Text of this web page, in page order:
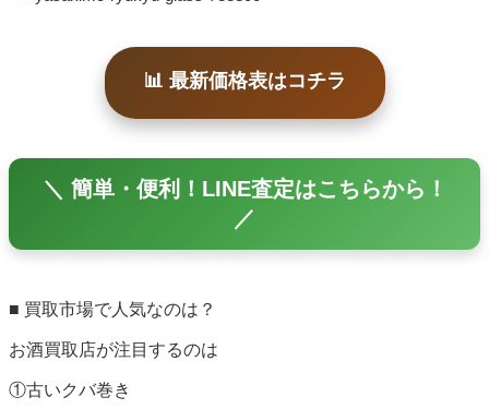
📊 最新価格表はコチラ
＼ 簡単・便利！LINE査定はこちらから！
／
■ 買取市場で人気なのは？
お酒買取店が注目するのは
①古いクバ巻き